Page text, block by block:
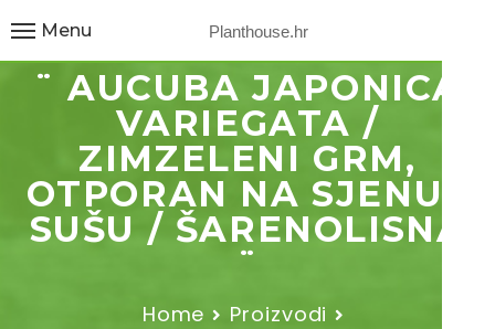
Planthouse.hr
Menu
¨ AUCUBA JAPONICA
VARIEGATA /
ZIMZELENI GRM,
OTPORAN NA SJENU I
SUŠU / ŠARENOLISNA
¨
Home
Proizvodi